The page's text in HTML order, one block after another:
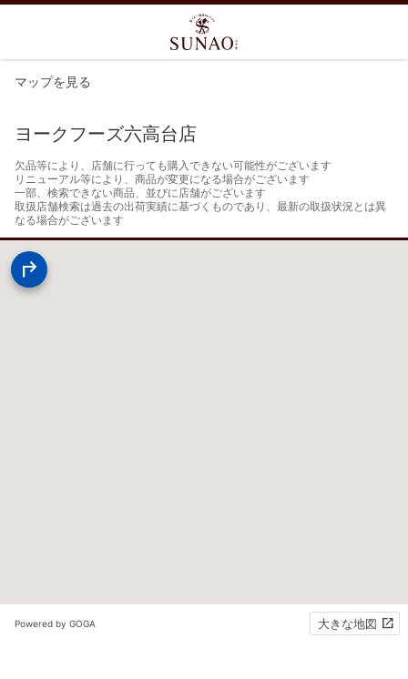
マップを見る
ヨークフーズ六高台店
欠品等により、店舗に行っても購入できない可能性がございます
リニューアル等により、商品が変更になる場合がございます
一部、検索できない商品、並びに店舗がございます
取扱店舗検索は過去の出荷実績に基づくものであり、最新の取扱状況とは異
なる場合がございます
Powered by GOGA 大きな地図